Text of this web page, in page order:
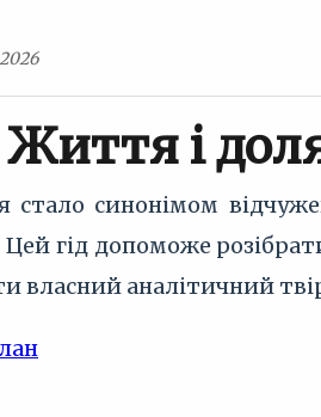
Життя і
синонімом
гід допоможе
власний аналітичний